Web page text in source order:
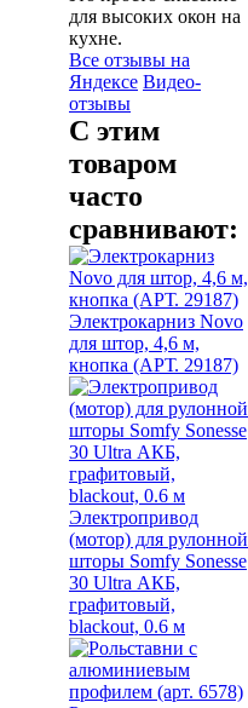
для высоких окон на
кухне.
Все отзывы на
Яндексе Видео-
отзывы
С этим
товаром
часто
сравнивают:
Электрокарниз Novo
для штор, 4,6 м,
кнопка (АРТ. 29187)
Электропривод
(мотор) для рулонной
шторы Somfy Sonesse
30 Ultra АКБ,
графитовый,
blackout, 0.6 м